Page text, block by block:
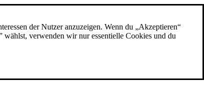
der Nutzer anzuzeigen. Wenn du „Akzeptieren“
wählst, verwenden wir nur essentielle Cookies und du